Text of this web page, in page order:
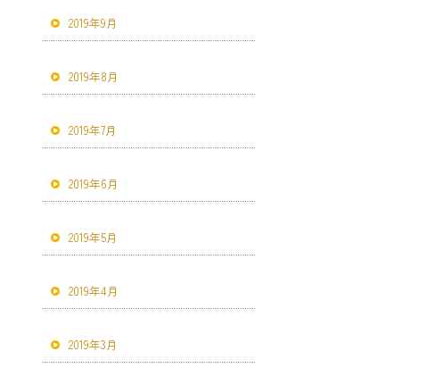
2019年9月
2019年8月
2019年7月
2019年6月
2019年5月
2019年4月
2019年3月